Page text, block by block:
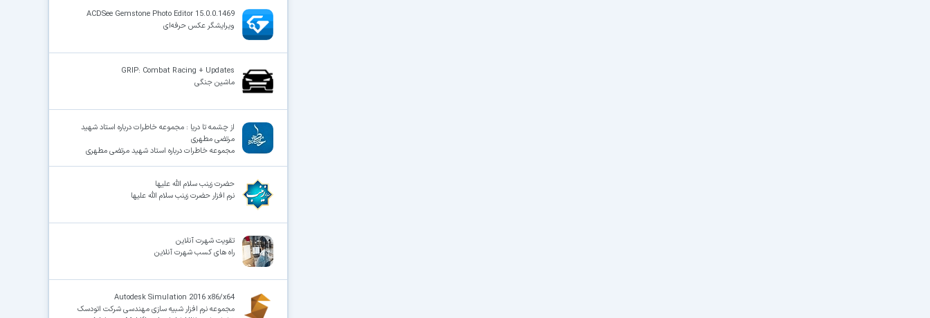
ACDSee Gemstone Photo Editor 15.0.0.1469
ویرایشگر عکس حرفه‌ای
GRIP: Combat Racing + Updates
ماشین جنگی
از چشمه تا دریا : مجموعه خاطرات درباره استاد شهید
مرتضی مطهری
مجموعه خاطرات درباره استاد شهید مرتضی مطهری
حضرت زینب سلام الله علیها
نرم افزار حضرت زینب سلام الله علیها
تقویت شهرت آنلاین
راه های کسب شهرت آنلاین
Autodesk Simulation 2016 x86/x64
مجموعه نرم افزار شبیه سازی مهندسی شرکت اتودسک